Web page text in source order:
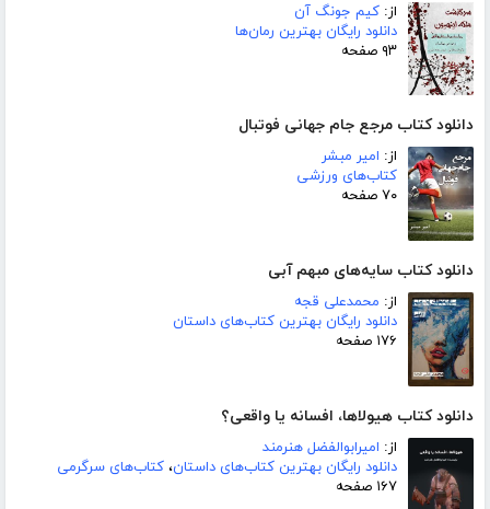
از: کیم جونگ آن
دانلود رایگان بهترین رمان‌ها
۹۳ صفحه
دانلود کتاب مرجع جام جهانی فوتبال
از: امیر مبشر
کتاب‌های ورزشی
۷۰ صفحه
دانلود کتاب سایه‌های مبهم آبی
از: محمدعلی قجه
دانلود رایگان بهترین کتاب‌های داستان
۱۷۶ صفحه
دانلود کتاب هیولاها، افسانه یا واقعی؟
از: امیرابوالفضل هنرمند
دانلود رایگان بهترین کتاب‌های داستان، کتاب‌های سرگرمی
۱۶۷ صفحه